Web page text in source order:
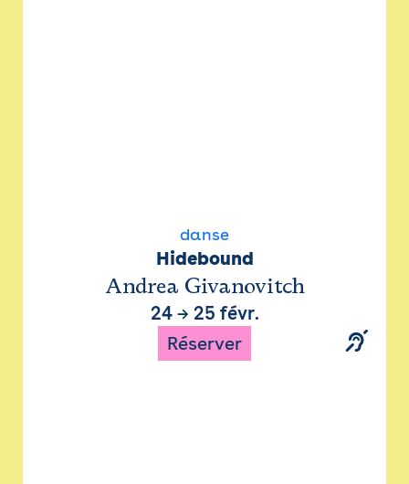
danse
Hidebound
Andrea Givanovitch
24→ 25 févr.
Réserver